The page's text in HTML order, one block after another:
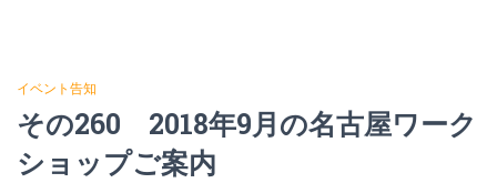
イベント告知
その260 2018年9月の名古屋ワーク
ショップご案内